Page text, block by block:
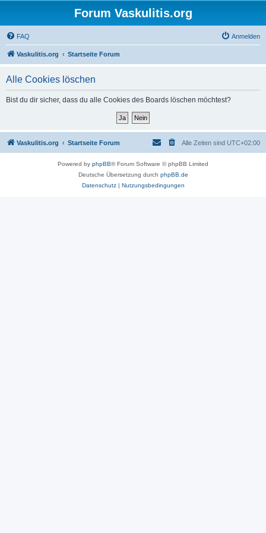
Forum Vaskulitis.org
FAQ Anmelden
Vaskulitis.org Startseite Forum
Alle Cookies löschen
Bist du dir sicher, dass du alle Cookies des Boards löschen möchtest?
Vaskulitis.org Startseite Forum Alle Zeiten sind UTC+02:00
Powered by phpBB® Forum Software © phpBB Limited
Deutsche Übersetzung durch phpBB.de
Datenschutz| Nutzungsbedingungen